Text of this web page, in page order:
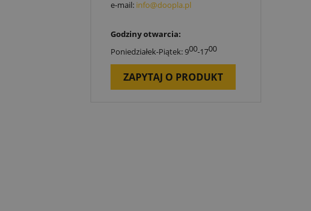
e-mail: info@doopla.pl
Godziny otwarcia:
Poniedziałek-Piątek: 900-1700
ZAPYTAJ O PRODUKT